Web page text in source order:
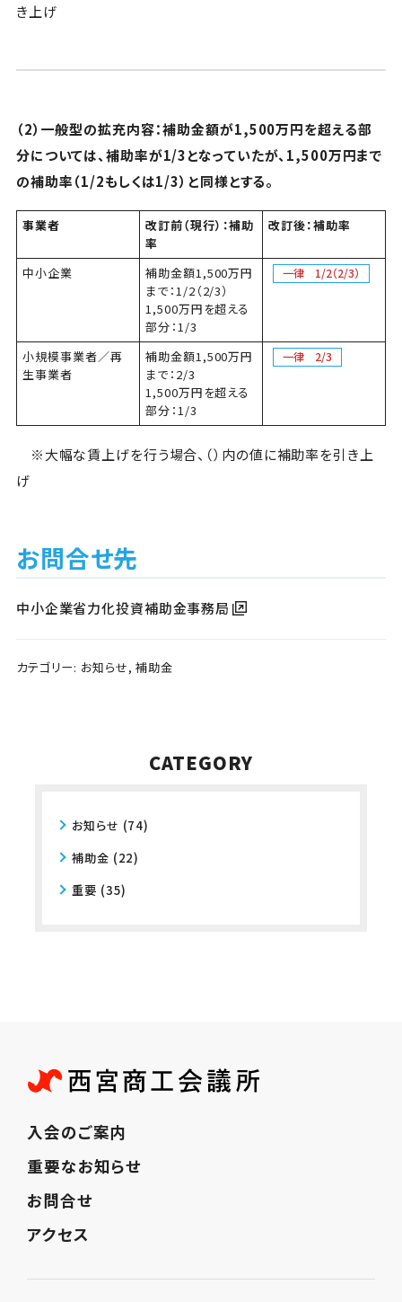
き上げ
（2）一般型の拡充内容：補助金額が1,500万円を超える部
分については、補助率が1/3となっていたが、1,500万円まで
の補助率（1/2もしくは1/3）と同様とする。
事業者
改訂前（現行）：補助
率
改訂後：補助率
中小企業
補助金額1,500万円
まで：1/2（2/3）
1,500万円を超える
部分：1/3
一律 1/2（2/3）
小規模事業者／再
生事業者
補助金額1,500万円
まで：2/3
1,500万円を超える
部分：1/3
一律 2/3
※大幅な賃上げを行う場合、（）内の値に補助率を引き上
げ
お問合せ先
中小企業省力化投資補助金事務局
カテゴリー: お知らせ,補助金
CATEGORY
お知らせ (74)
補助金 (22)
重要 (35)
入会のご案内
重要なお知らせ
お問合せ
アクセス